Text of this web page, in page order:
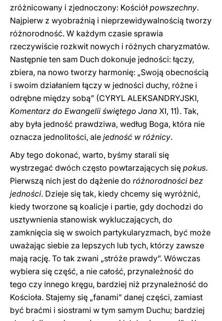
zróżnicowany i zjednoczony: Kościół powszechny.
Najpierw z wyobraźnią i nieprzewi­dywalnością tworzy
różnorodność. W każdym czasie sprawia
rzeczywiście rozkwit nowych i różnych charyzmatów.
Następnie ten sam Duch dokonuje jedności: łączy,
zbiera, na nowo tworzy harmonię: „Swoją obecnością
i swoim działaniem łączy w jedności duchy, różne i
odrębne między sobą” (CYRYL ALEKSANDRYJSKI,
Komentarz do Ewangelii świętego Jana XI, 11). Tak,
aby była jedność prawdziwa, według Boga, która nie
oznacza jednolitości, ale jedność w różnicy.
Aby tego dokonać, warto, byśmy starali się
wystrzegać dwóch często powtarzających się pokus.
Pierwszą nich jest do dążenie do różnorodności bez
jedności. Dzieje się tak, kiedy chcemy się wyróżnić,
kiedy tworzone są koalicje i partie, gdy dochodzi do
usztywnienia stanowisk wykluczających, do
zamknięcia się w swoich partykularyzmach, być może
uważając siebie za lepszych lub tych, którzy zawsze
mają rację. To tak zwani „stróże prawdy”. Wówczas
wybiera się część, a nie całość, przynależność do
tego czy innego kręgu, bardziej niż przynależność do
Kościoła. Stajemy się „fanami” danej części, zamiast
być braćmi i siostrami w tym samym Duchu; bardziej